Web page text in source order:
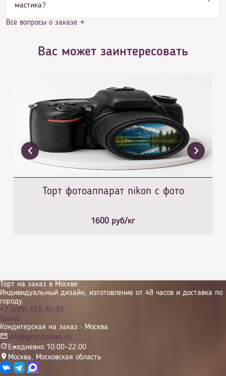
мастика?
Все вопросы о заказе →
Вас может заинтересовать
Торт фотоаппарат nikon с фото
1600 руб/кг
Торт на заказ в Москве
Индивидуальный дизайн, изготовление от 48 часов и доставка по
городу.
+7 (499) 113-70-93
Гранд
Кондитерская на заказ · Москва
info@grandcakes.ru
Ежедневно 10:00–22:00
Москва, Московская область